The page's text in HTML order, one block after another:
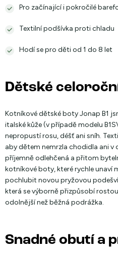
Pro začínající i pokročilé
Textilní podšívka proti chladu
Hodí se pro děti od 1 do 8 let
Dětské
Kotníkové dětské boty Jonap B1
italské kůže (v případě modelu
nepropustí rosu, déšť ani sníh.
aby dětem nemrzla chodidla ani v
příjemně odlehčená a přitom
kotníkové boty, které rychle unaví
pochlubit novou pryžovou
která se výborně přizpůsobí
odolnější než běžná podrážka.
Snadné obutí a